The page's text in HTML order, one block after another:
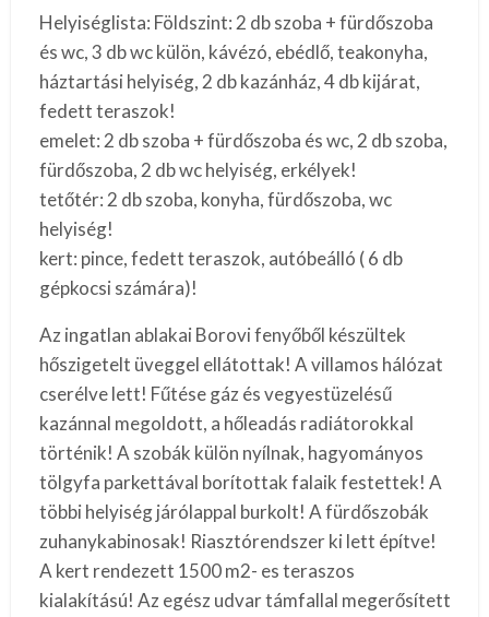
Helyiséglista: Földszint: 2 db szoba + fürdőszoba
és wc, 3 db wc külön, kávézó, ebédlő, teakonyha,
háztartási helyiség, 2 db kazánház, 4 db kijárat,
fedett teraszok!
emelet: 2 db szoba + fürdőszoba és wc, 2 db szoba,
fürdőszoba, 2 db wc helyiség, erkélyek!
tetőtér: 2 db szoba, konyha, fürdőszoba, wc
helyiség!
kert: pince, fedett teraszok, autóbeálló ( 6 db
gépkocsi számára)!
Az ingatlan ablakai Borovi fenyőből készültek
hőszigetelt üveggel ellátottak! A villamos hálózat
cserélve lett! Fűtése gáz és vegyestüzelésű
kazánnal megoldott, a hőleadás radiátorokkal
történik! A szobák külön nyílnak, hagyományos
tölgyfa parkettával borítottak falaik festettek! A
többi helyiség járólappal burkolt! A fürdőszobák
zuhanykabinosak! Riasztórendszer ki lett építve!
A kert rendezett 1500 m2- es teraszos
kialakítású! Az egész udvar támfallal megerősített